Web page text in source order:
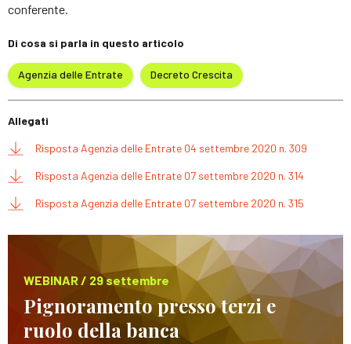
conferente.
Di cosa si parla in questo articolo
Agenzia delle Entrate Decreto Crescita
Allegati
Risposta Agenzia delle Entrate 04 settembre 2020 n. 309
Risposta Agenzia delle Entrate 07 settembre 2020 n. 314
Risposta Agenzia delle Entrate 07 settembre 2020 n. 315
WEBINAR / 29 settembre
Pignoramento presso terzi e
ruolo della banca